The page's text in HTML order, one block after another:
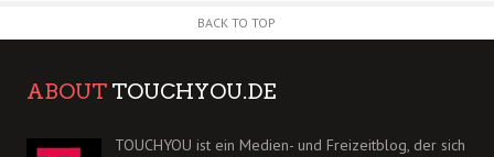
BACK TO TOP
ABOUT TOUCHYOU.DE
TOUCHYOU ist ein Medien- und Freizeitblog, der sich